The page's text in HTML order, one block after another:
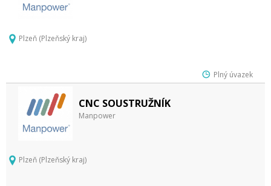
Plzeň (Plzeňský kraj)
Plný úvazek
CNC SOUSTRUŽNÍK
Manpower
Plzeň (Plzeňský kraj)